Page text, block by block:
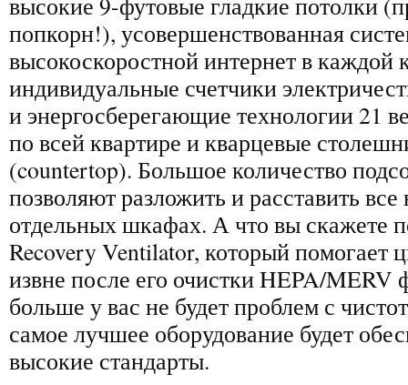
попкорн!), усовершенствованная
высокоскоростной интернет в каждой
индивидуальные счетчики
и энергосберегающие технологии 21
по всей квартире и кварцевые
(countertop). Большое количество
позволяют разложить и расставить
отдельных шкафах. А что вы скажете
Recovery Ventilator, который помогает
извне после его очистки HEPA/MERV
больше у вас не будет проблем с
самое лучшее оборудование будет
высокие стандарты.